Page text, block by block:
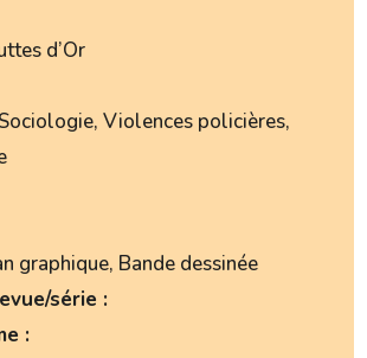
d’Or
Violences policières,
graphique, Bande dessinée
série :
: